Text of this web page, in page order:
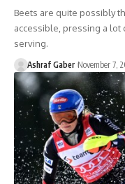
Beets are quite possibly
accessible, pressing a lot
serving.
Ashraf Gaber November 7,